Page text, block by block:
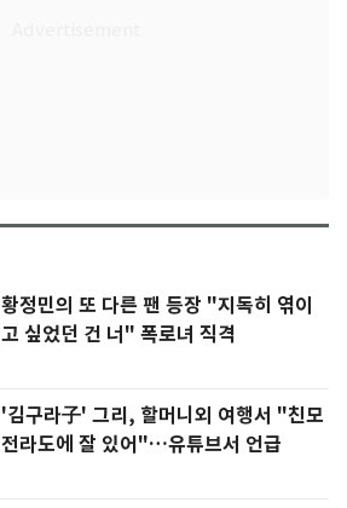
황정민의 또 다른 팬 등장 "지독히 엮이
고 싶었던 건 너" 폭로녀 직격
'김구라子' 그리, 할머니외 여행서 "친모
전라도에 잘 있어"…유튜브서 언급